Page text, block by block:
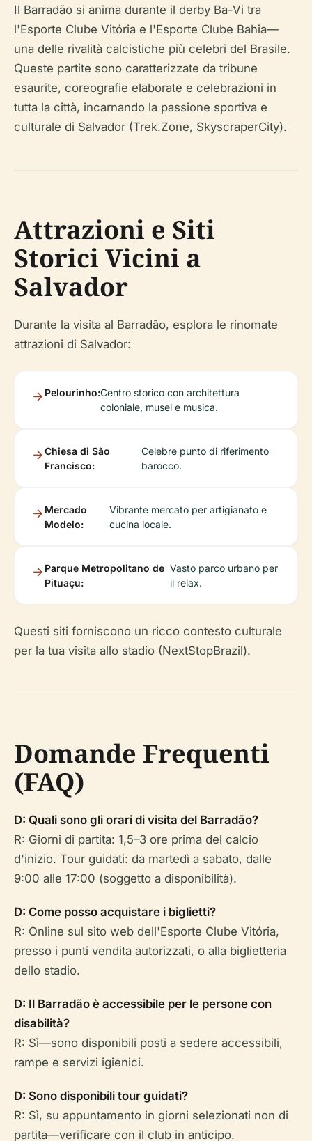
Il Barradão si anima durante il derby Ba-Vi tra
l'Esporte Clube Vitória e l'Esporte Clube Bahia—
una delle rivalità calcistiche più celebri del Brasile.
Queste partite sono caratterizzate da tribune
esaurite, coreografie elaborate e celebrazioni in
tutta la città, incarnando la passione sportiva e
culturale di Salvador (Trek.Zone, SkyscraperCity).
Attrazioni e Siti
Storici Vicini a
Salvador
Durante la visita al Barradão, esplora le rinomate
attrazioni di Salvador:
Pelourinho:Centro storico con architettura
coloniale, musei e musica.
Chiesa di São
Francisco:
Celebre punto di riferimento
barocco.
Mercado
Modelo:
Vibrante mercato per artigianato e
cucina locale.
Parque Metropolitano de
Pituaçu:
Vasto parco urbano per
il relax.
Questi siti forniscono un ricco contesto culturale
per la tua visita allo stadio (NextStopBrazil).
Domande Frequenti
(FAQ)
D: Quali sono gli orari di visita del Barradão?
R: Giorni di partita: 1,5–3 ore prima del calcio
d'inizio. Tour guidati: da martedì a sabato, dalle
9:00 alle 17:00 (soggetto a disponibilità).
D: Come posso acquistare i biglietti?
R: Online sul sito web dell'Esporte Clube Vitória,
presso i punti vendita autorizzati, o alla biglietteria
dello stadio.
D: Il Barradão è accessibile per le persone con
disabilità?
R: Sì—sono disponibili posti a sedere accessibili,
rampe e servizi igienici.
D: Sono disponibili tour guidati?
R: Sì, su appuntamento in giorni selezionati non di
partita—verificare con il club in anticipo.